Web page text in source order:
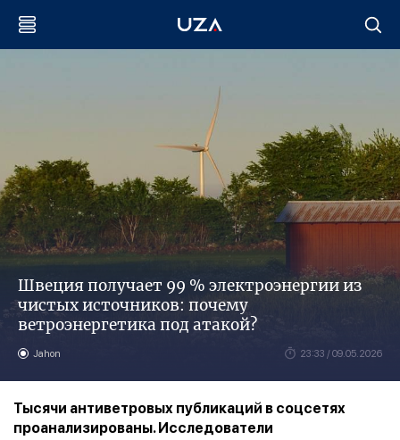
Швеция получает 99 % электроэнергии из
чистых источников: почему
ветроэнергетика под атакой?
Jahon 23:33 / 09.05.2026
Тысячи антиветровых публикаций в соцсетях
проанализированы. Исследователи